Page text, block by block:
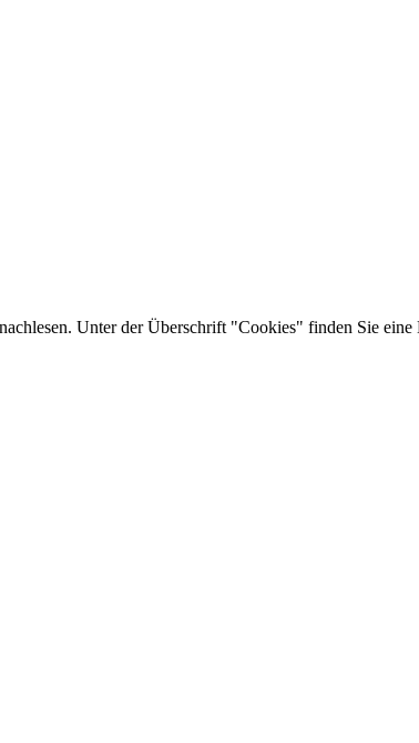
Unter der Überschrift "Cookies" finden Sie